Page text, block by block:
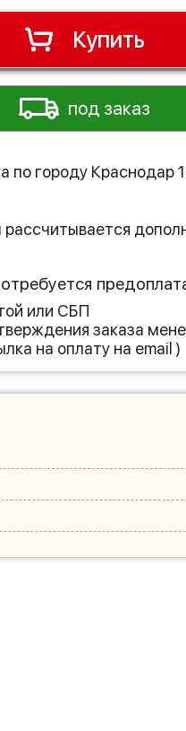
Купить
под заказ
по городу Краснодар
или СБП
заказа
на оплату на email )